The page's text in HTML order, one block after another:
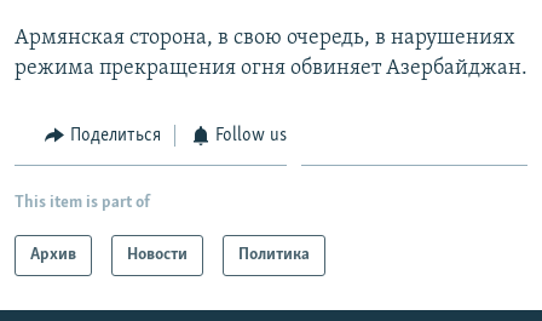
Армянская сторона, в свою очередь, в нарушениях
режима прекращения огня обвиняет Азербайджан.
Поделиться Follow us
This item is part of
Архив Новости Политика